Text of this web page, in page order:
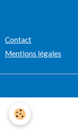
Contact
Mentions légales